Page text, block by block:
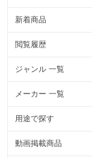
新着商品
閲覧履歴
ジャンル 一覧
メーカー 一覧
用途で探す
動画掲載商品